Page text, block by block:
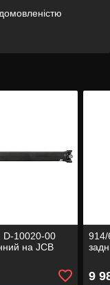
D-10020-00
на JCB
9